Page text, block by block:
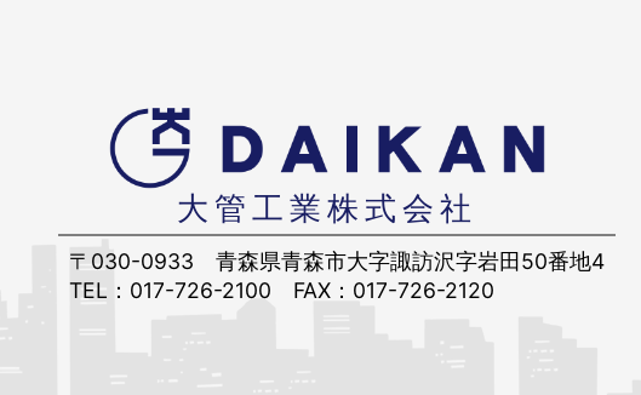
大管工業株式会社
〒030-0933青森県青森市大字諏訪沢字岩田50番地4
TEL：017-726-2100
FAX：017-726-2120